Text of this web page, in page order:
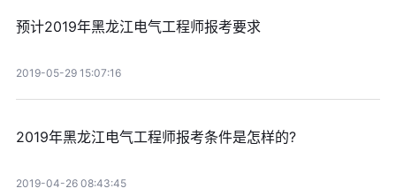
预计2019年黑龙江电气工程师报考要求
2019-05-29 15:07:16
2019年黑龙江电气工程师报考条件是怎样的?
2019-04-26 08:43:45